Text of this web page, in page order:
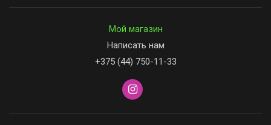
Мой магазин
Написать нам
+375 (44) 750-11-33